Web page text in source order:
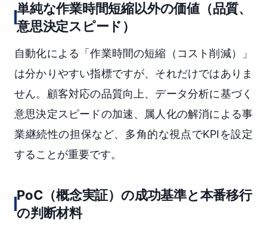
単純な作業時間短縮以外の価値（品質、
意思決定スピード）
自動化による「作業時間の短縮（コスト削減）」
は分かりやすい指標ですが、それだけではありま
せん。顧客対応の品質向上、データ分析に基づく
意思決定スピードの加速、属人化の解消による事
業継続性の担保など、多角的な視点でKPIを設定
することが重要です。
PoC（概念実証）の成功基準と本番移行
の判断材料